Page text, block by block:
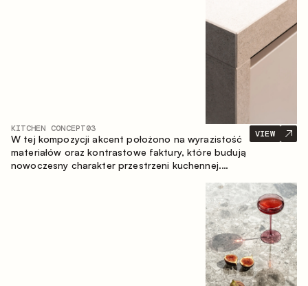
KITCHEN CONCEPT03
W tej kompozycji akcent położono na wyrazistość
materiałów oraz kontrastowe faktury, które budują
nowoczesny charakter przestrzeni kuchennej.
nasyconą, taktylną kompozycję, w której każdy
VIEW